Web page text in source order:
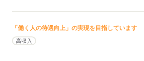
・・・
★時短勤務で稼ぎたい
10：00～13：00
4）希望をすり合わせて,企業にエントリー
"シフト”"給与"相談OK
「働く人の待遇向上」の実現を目指しています
高収入